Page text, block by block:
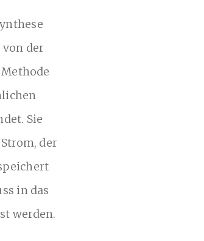
der
Sie
der
in das
werden.